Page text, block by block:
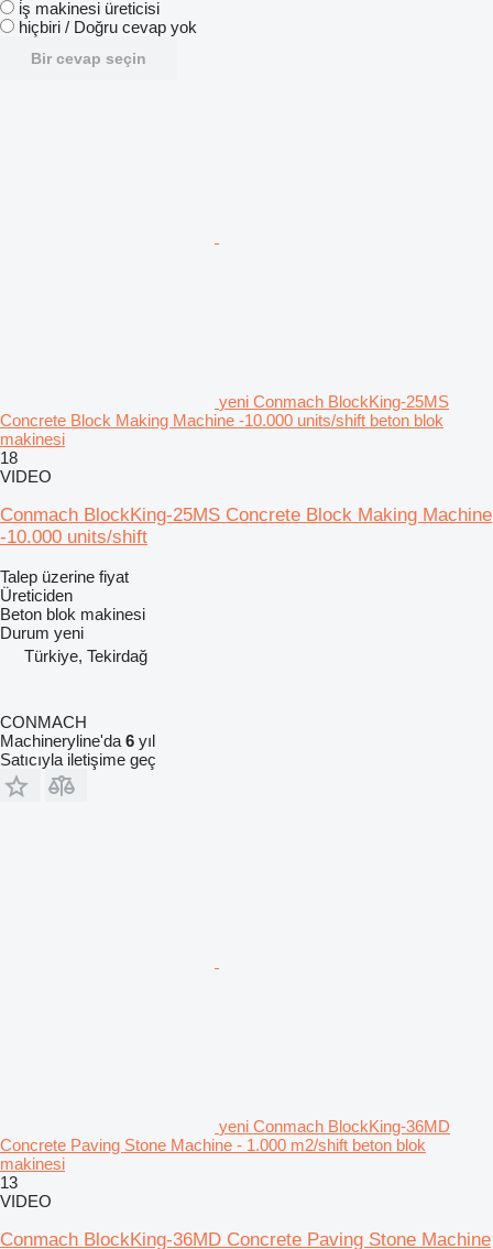
i̇ş makinesi üreticisi
hiçbiri / Doğru cevap yok
Bir cevap seçin
yeni Conmach BlockKing-25MS
Concrete Block Making Machine -10.000 units/shift beton blok
makinesi
18
VIDEO
Conmach BlockKing-25MS Concrete Block Making Machine
-10.000 units/shift
Talep üzerine fiyat
Üreticiden
Beton blok makinesi
Durum yeni
Türkiye, Tekirdağ
CONMACH
Machineryline'da 6 yıl
Satıcıyla iletişime geç
yeni Conmach BlockKing-36MD
Concrete Paving Stone Machine - 1.000 m2/shift beton blok
makinesi
13
VIDEO
Conmach BlockKing-36MD Concrete Paving Stone Machine